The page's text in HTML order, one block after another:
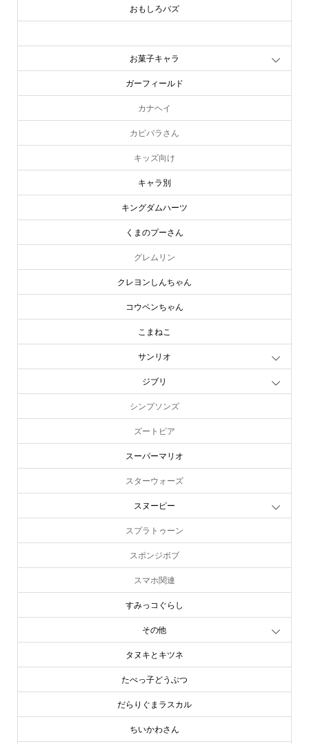
おもしろバズ
お菓子キャラ
ガーフィールド
カナヘイ
カピバラさん
キッズ向け
キャラ別
キングダムハーツ
くまのプーさん
グレムリン
クレヨンしんちゃん
コウペンちゃん
こまねこ
サンリオ
ジブリ
シンプソンズ
ズートピア
スーパーマリオ
スターウォーズ
スヌーピー
スプラトゥーン
スポンジボブ
スマホ関連
すみっコぐらし
その他
タヌキとキツネ
たべっ子どうぶつ
だらりぐまラスカル
ちいかわさん